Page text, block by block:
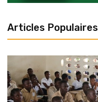
Articles Populaires